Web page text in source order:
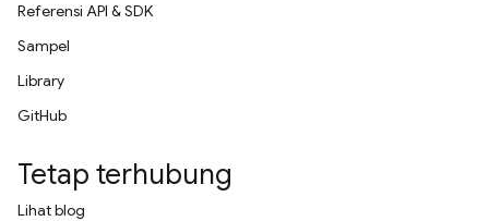
Referensi API & SDK
Sampel
Library
GitHub
Tetap terhubung
Lihat blog